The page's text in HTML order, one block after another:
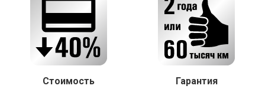
Стоимость
Гарантия